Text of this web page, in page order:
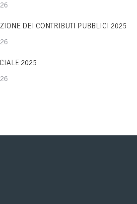
DEI CONTRIBUTI PUBBLICI 2025
2025